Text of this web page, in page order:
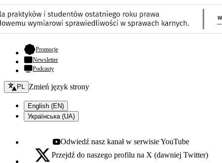
Promocje- otwiera się w nowej karcie
Newsletter
Podcasty
Zmień język - bieżący:
PL Zmień język strony
English (EN)
Українська (UA)
Youtube - otwiera się w nowej karcie
Odwiedź nasz kanał w serwisie YouTube
X - otwiera się w nowej karcie
Przejdź do naszego profilu na X (dawniej Twitter)